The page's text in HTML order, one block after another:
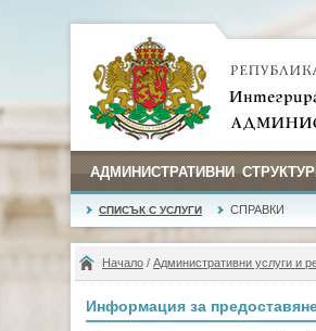
АДМИНИСТРАТИВНИ
СПИСЪК С УСЛУГИ СПРАВКИ
Начало / Административни услуги и
Информация за